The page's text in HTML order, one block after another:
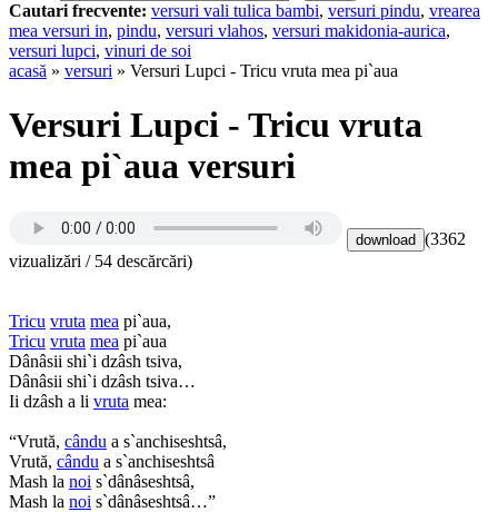
Cautari frecvente: versuri vali tulica bambi, versuri pindu, vrearea
mea versuri in, pindu, versuri vlahos, versuri makidonia-aurica,
versuri lupci, vinuri de soi
acasă » versuri » Versuri Lupci - Tricu vruta mea pi`aua
Versuri Lupci - Tricu vruta
mea pi`aua versuri
(3362
vizualizări / 54 descărcări)
Tricu vruta mea pi`aua,
Tricu vruta mea pi`aua
Dânâsii shi`i dzâsh tsiva,
Dânâsii shi`i dzâsh tsiva…
Ii dzâsh a li vruta mea:
“Vrută, cându a s`anchiseshtsâ,
Vrută, cându a s`anchiseshtsâ
Mash la noi s`dânâseshtsâ,
Mash la noi s`dânâseshtsâ…”